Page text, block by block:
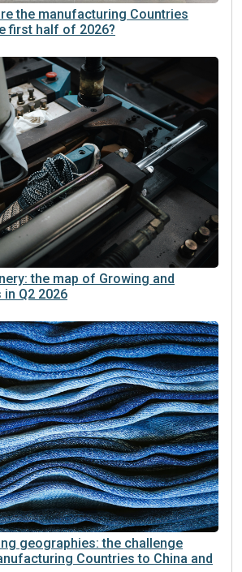
the manufacturing Countries
first half of 2026?
the map of Growing and
Q2 2026
geographies: the challenge
Countries to China and